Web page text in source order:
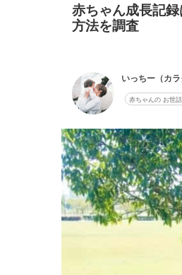
赤ちゃん成長記
方法を調査
いっちー（カラ
赤ちゃんの お世話